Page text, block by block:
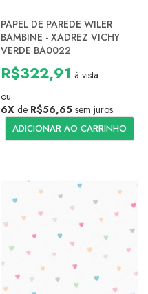
PAPEL DE PAREDE WILER
BAMBINE - XADREZ VICHY
VERDE BA0022
R$322,91 à vista
ou
6X de R$56,65 sem juros
ADICIONAR AO CARRINHO